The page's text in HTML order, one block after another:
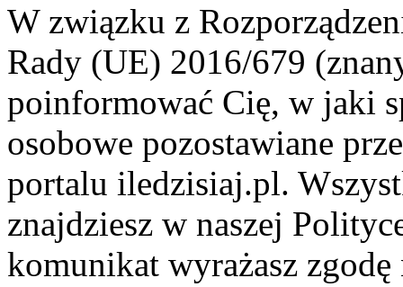
W związku z
Rady (UE) 2016/679
poinformować Cię, w jaki
osobowe pozostawiane
portalu iledzisiaj.pl.
znajdziesz w naszej
komunikat wyrażasz